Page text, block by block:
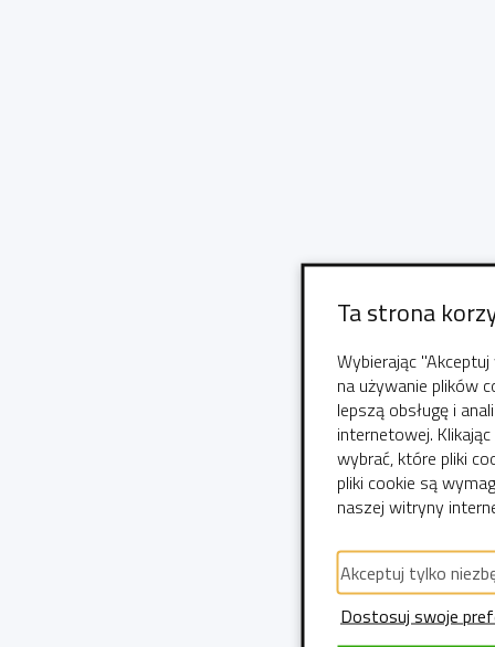
Ta strona
Wybierając
na używanie plików
lepszą obsługę i
internetowej.
wybrać, które pliki
pliki cookie są
naszej witryny
Akceptuj tylko
Dostosuj swoje